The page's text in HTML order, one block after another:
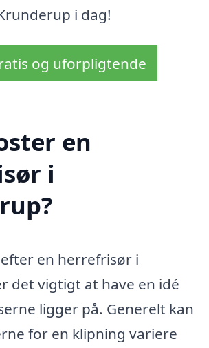
i dag!
og uforpligtende
en
i
en herrefrisør i
det vigtigt at have en idé
ligger på. Generelt kan
for en klipning variere